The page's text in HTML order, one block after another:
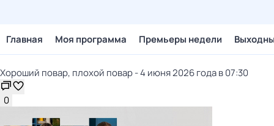
Главная Моя программа Премьеры недели
Хороший повар, плохой повар - 4 июня 2026 года в 07:30
0